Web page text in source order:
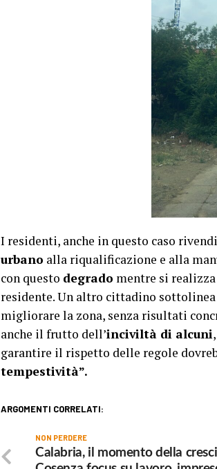
I residenti, anche in questo caso
urbano alla riqualificazione e alla
con questo degrado mentre si
residente. Un altro cittadino
migliorare la zona, senza risultati
anche il frutto dell’inciviltà di alcuni
garantire il rispetto delle regole
tempestività”.
ARGOMENTI CORRELATI:
NON PERDERE
Calabria, il momento della